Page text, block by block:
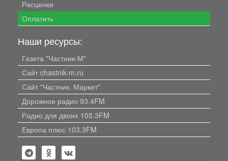
Расценки
Оплатить
Наши ресурсы:
Газета "Частник-М"
Сайт chastnik-m.ru
Сайт "Частник. Маркет"
Дорожное радио 93.4FM
Радио для двоих 105.3FM
Европа плюс 103.3FM